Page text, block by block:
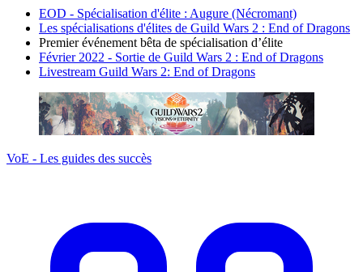
EOD - Spécialisation d'élite : Augure (Nécromant)
Les spécialisations d'élites de Guild Wars 2 : End of Dragons
Premier événement bêta de spécialisation d’élite
Février 2022 - Sortie de Guild Wars 2 : End of Dragons
Livestream Guild Wars 2: End of Dragons
VoE - Les guides des succès